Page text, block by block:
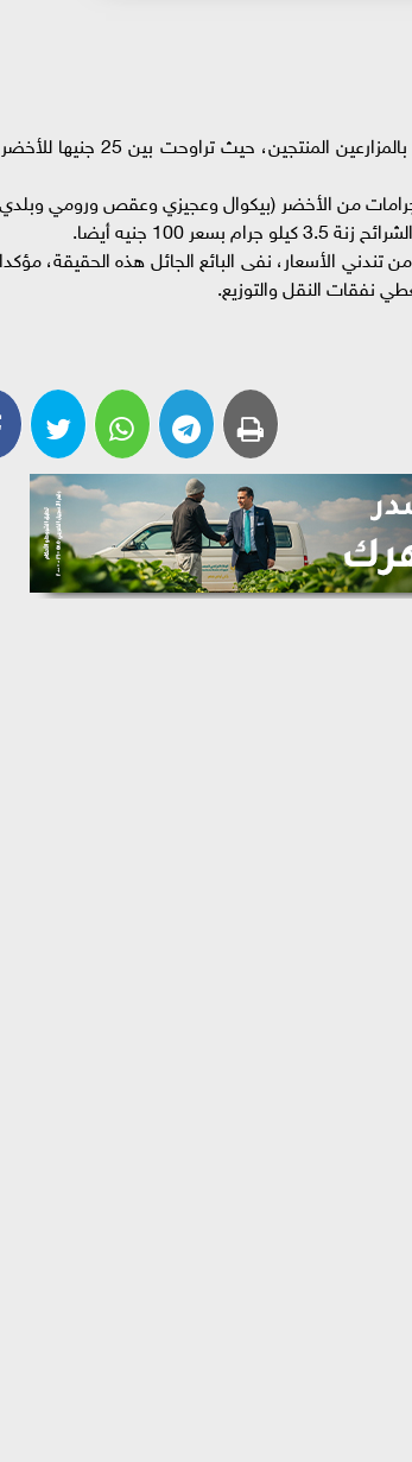
سجلت أسعار زيتون المائدة مستويات تكشف كذب التجار وتلاعبهم بالمزارعين المنتجين، حيث تراوحت بين 25
التقته "الأرض" في المقطم، إن الجردل زنة 4 كيلو جرامات من الأخضر (بيكوال وعجيزي وعقص ورومي
الأسعار، نفى البائع الجائل هذه الحقيقة،